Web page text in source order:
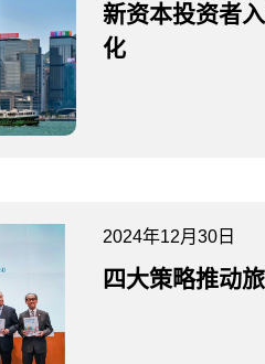
新资本投资者
化
2024年12月30日
四大策略推动